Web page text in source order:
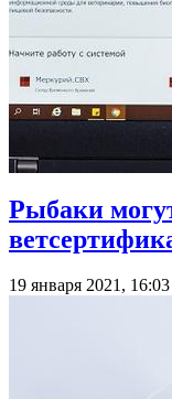
Рыбаки
19 января 2021, 16:03